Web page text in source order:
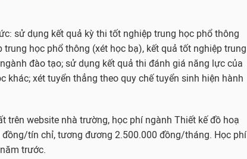
sử dụng kết quả kỳ thi tốt nghiệp trung học phổ thông
học phổ thông (xét học bạ), kết quả tốt nghiệp trung
đào tạo; sử dụng kết quả thi đánh giá năng lực của
khác; xét tuyển thẳng theo quy chế tuyển sinh hiện hành
trên website nhà trường, học phí ngành Thiết kế đồ hoạ
tín chỉ, tương đương 2.500.000 đồng/tháng. Học phí
trước.